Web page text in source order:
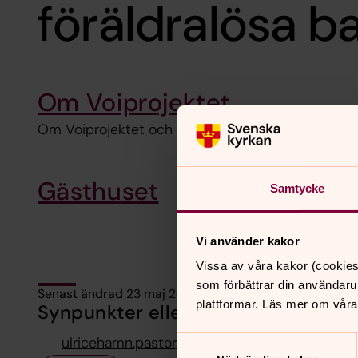
Samtycke
Vi använder kakor
Vissa av våra kakor
som förbättrar din
plattformar. Läs mer om
föräldralösa
Om Voiprojektet
Om Voiprojektet och barnen
Gästhuset
Senast ändrad 23 maj 2022
Synpunkter eller frågor på sidans
ulricehamn.pastorat@svenskakyrkan.se